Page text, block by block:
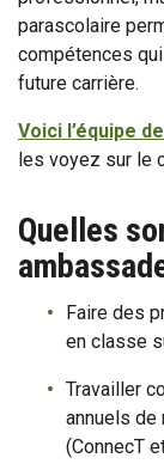
parascolaire
compétences
future carrière.
Voici l’équipe
les voyez sur le
Quelles
Faire des
en classe
Travailler
annuels de
(ConnecT